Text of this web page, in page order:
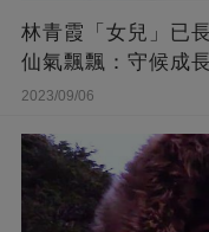
林青霞「女兒」已
仙氣飄飄：守候成
2023/09/06